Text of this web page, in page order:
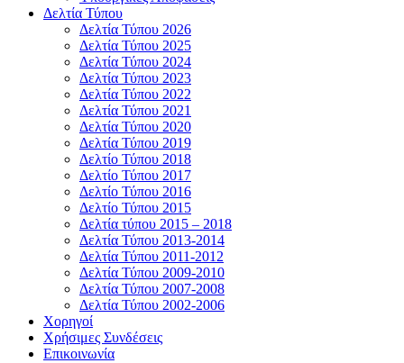
Δελτία Τύπου
Δελτία Τύπου 2026
Δελτία Τύπου 2025
Δελτία Τύπου 2024
Δελτία Τύπου 2023
Δελτία Τύπου 2022
Δελτία Τύπου 2021
Δελτία Τύπου 2020
Δελτία Τύπου 2019
Δελτίο Τύπου 2018
Δελτίο Τύπου 2017
Δελτίο Τύπου 2016
Δελτίο Τύπου 2015
Δελτία τύπου 2015 – 2018
Δελτία Τύπου 2013-2014
Δελτία Τύπου 2011-2012
Δελτία Τύπου 2009-2010
Δελτία Τύπου 2007-2008
Δελτία Τύπου 2002-2006
Χορηγοί
Χρήσιμες Συνδέσεις
Επικοινωνία